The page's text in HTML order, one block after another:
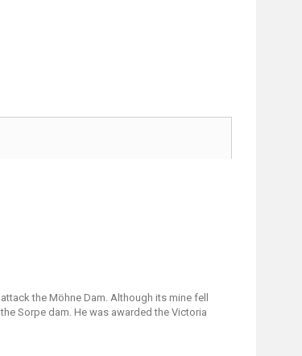
the Möhne Dam. Although its mine fell
Sorpe dam. He was awarded the Victoria